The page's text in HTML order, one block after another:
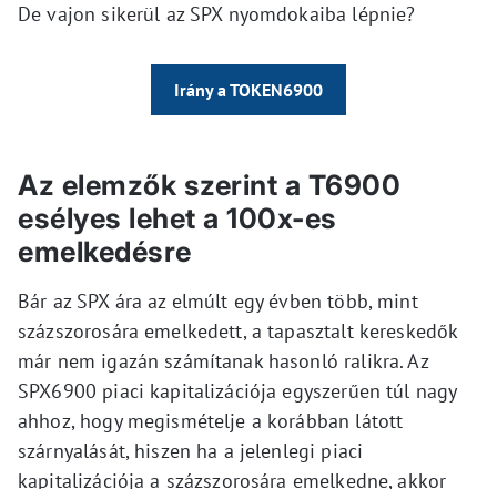
De vajon sikerül az SPX nyomdokaiba lépnie?
Irány a TOKEN6900
Az elemzők szerint a T6900
esélyes lehet a 100x-es
emelkedésre
Bár az SPX ára az elmúlt egy évben több, mint
százszorosára emelkedett, a tapasztalt kereskedők
már nem igazán számítanak hasonló ralikra. Az
SPX6900 piaci kapitalizációja egyszerűen túl nagy
ahhoz, hogy megismételje a korábban látott
szárnyalását, hiszen ha a jelenlegi piaci
kapitalizációja a százszorosára emelkedne, akkor